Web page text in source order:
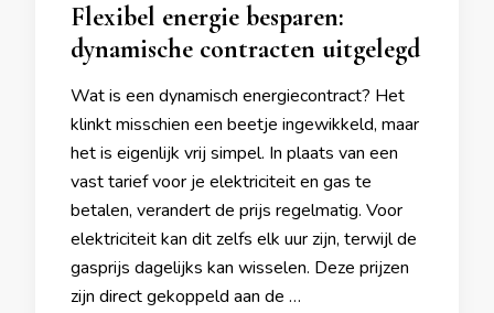
Flexibel energie besparen:
dynamische contracten uitgelegd
Wat is een dynamisch energiecontract? Het
klinkt misschien een beetje ingewikkeld, maar
het is eigenlijk vrij simpel. In plaats van een
vast tarief voor je elektriciteit en gas te
betalen, verandert de prijs regelmatig. Voor
elektriciteit kan dit zelfs elk uur zijn, terwijl de
gasprijs dagelijks kan wisselen. Deze prijzen
zijn direct gekoppeld aan de …